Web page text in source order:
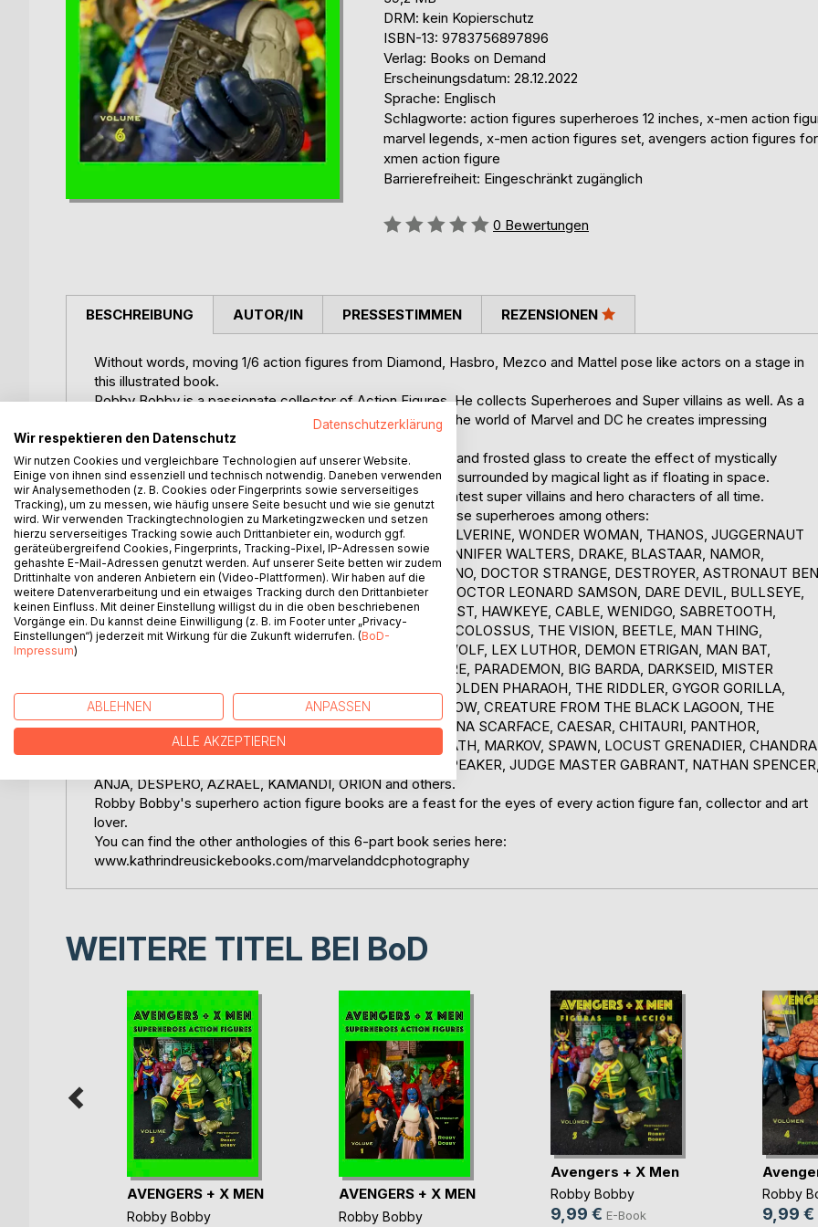
DRM: kein Kopierschutz
ISBN-13: 9783756897896
Verlag: Books on Demand
Erscheinungsdatum: 28.12.2022
Sprache: Englisch
Schlagworte: action figures superheroes 12 inches, x-men action
marvel legends, x-men action figures set, avengers action figures
xmen action figure
Barrierefreiheit: Eingeschränkt zugänglich
Bewertung::
0 Bewertungen
BESCHREIBUNG
Without words, moving 1/6 action figures from Diamond, Hasbro, Mezco and Mattel pose like actors on a stage in
this illustrated book.
Robby Bobby is a passionate collector of Action Figures. He collects Superheroes and Super villains as well. As a
graduated Photographer and with his burning passion for the world of Marvel and DC he creates impressing
unforgettable photographs that will touch your heard.
For this first book of Robby Bobby he used colored lights and frosted glass to create the effect of mystically
luminous figures that seem to stand on no ground and are surrounded by magical light as if floating in space.
This e-book is a travel guide through the world of the greatest super villains and hero characters of all time.
Dive into the comic book world of Marvel and DC with these superheroes among others:
HULK, BLACK PANTHER, PACIFIC RIM, SUPERMAN, WOLVERINE, WONDER WOMAN, THANOS, JUGGERNAUT
by Mc Farlane, ROGUE, LOKI, THE THING, SHE HULK JENNIFER WALTERS, DRAKE, BLASTAAR, NAMOR,
BISHOP, LIZARD, MYSTIQUE, ANGEL, ARCHANGEL, RHINO, DOCTOR STRANGE, DESTROYER, ASTRONAUT BEN
GRIMM, DOCTOR STRANGE, IRON MONGER, GOBLIN, DOCTOR LEONARD SAMSON, DARE DEVIL, BULLSEYE,
DEADPOOL, HULKBUSTER, DR. DOOM, SANDMAN, BEAST, HAWKEYE, CABLE, WENIDGO, SABRETOOTH,
STORM, NIGHTCRAWLER, ABOMINATION, RED SKULL, COLOSSUS, THE VISION, BEETLE, MAN THING,
KALIBAK, KOBRA, GORILLA GRODD, FLASH, STEPPENWOLF, LEX LUTHOR, DEMON ETRIGAN, MAN BAT,
HAWKMAN, HAWKGIRL, BEASTBOY, FORAGER, STARFIRE, PARADEMON, BIG BARDA, DARKSEID, MISTER
MIRACLE, MONKEYMAN, SAVAGE DRAGON, MANITS, GOLDEN PHARAOH, THE RIDDLER, GYGOR GORILLA,
HELLBOY, GHOSTBUSTERS, KHAL DROGO, BLACK WIDOW, CREATURE FROM THE BLACK LAGOON, THE
TORCH, GODZILLA, HORSE REVOLTECH, TONY MONTANA SCARFACE, CAESAR, CHITAURI, PANTHOR,
TYRANNOSAURUS REX, KRATOS, EVOLVE HANK, GOLIATH, MARKOV, SPAWN, LOCUST GRENADIER, CHANDRA
NALAAR, RYU, COLE, BAT CREATURE, GARRUK WILDSPEAKER, JUDGE MASTER GABRANT, NATHAN
ANJA, DESPERO, AZRAEL, KAMANDI, ORION and others.
Robby Bobby's superhero action figure books are a feast for the eyes of every action figure fan, collector and art
lover.
You can find the other anthologies of this 6-part book series here:
www.kathrindreusickebooks.com/marvelanddcphotography
AUTOR/IN PRESSESTIMMEN REZENSIONEN
WEITERE TITEL BEI BoD
AVENGERS + X MEN
Robby Bobby
AVENGERS + X MEN
Robby Bobby
Avengers + X Men
Robby Bobby
9,99 € E-Book
Robby
9,99 €
Datenschutzerklärung
Wir respektieren den Datenschutz
Wir nutzen Cookies und vergleichbare Technologien auf unserer Website.
Einige von ihnen sind essenziell und technisch notwendig. Daneben verwenden
wir Analysemethoden (z. B. Cookies oder Fingerprints sowie serverseitiges
Tracking), um zu messen, wie häufig unsere Seite besucht und wie sie genutzt
wird. Wir verwenden Trackingtechnologien zu Marketingzwecken und setzen
hierzu serverseitiges Tracking sowie auch Drittanbieter ein, wodurch ggf.
geräteübergreifend Cookies, Fingerprints, Tracking-Pixel, IP-Adressen sowie
gehashte E-Mail-Adressen genutzt werden. Auf unserer Seite betten wir zudem
Drittinhalte von anderen Anbietern ein (Video-Plattformen). Wir haben auf die
weitere Datenverarbeitung und ein etwaiges Tracking durch den Drittanbieter
keinen Einfluss. Mit deiner Einstellung willigst du in die oben beschriebenen
Vorgänge ein. Du kannst deine Einwilligung (z. B. im Footer unter „Privacy-
Einstellungen“) jederzeit mit Wirkung für die Zukunft widerrufen. (BoD-
Impressum)
ABLEHNEN ANPASSEN
ALLE AKZEPTIEREN